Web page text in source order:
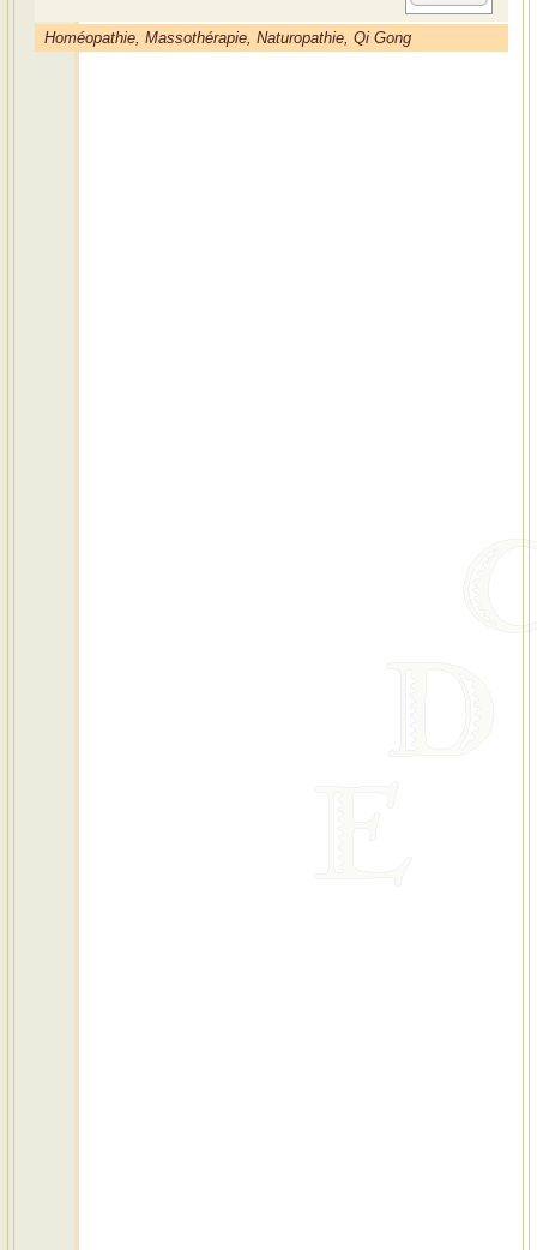
Homéopathie, Massothérapie, Naturopathie, Qi Gong